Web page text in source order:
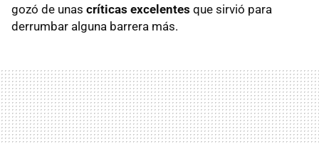
gozó de unas críticas excelentes que sirvió para
derrumbar alguna barrera más.